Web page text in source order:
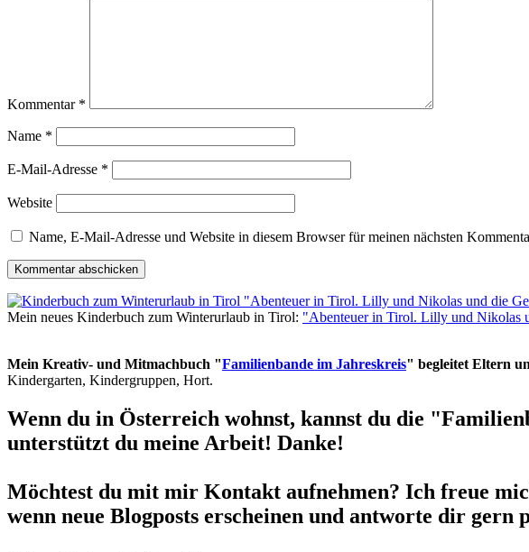
Kommentar *
Name *
E-Mail-Adresse *
Website
Name, E-Mail-Adresse und Website in diesem Browser für meinen nächsten
Mein neues Kinderbuch zum Winterurlaub in Tirol: "Abenteuer in Tirol. Lilly und Nikolas
Mein Kreativ- und Mitmachbuch "Familienbande im Jahreskreis" begleitet Eltern
Kindergarten, Kindergruppen, Hort.
Wenn du in Österreich wohnst, kannst du die
unterstützt du meine Arbeit! Danke!
Möchtest du mit mir Kontakt aufnehmen? Ich freue
wenn neue Blogposts erscheinen und antworte dir gern